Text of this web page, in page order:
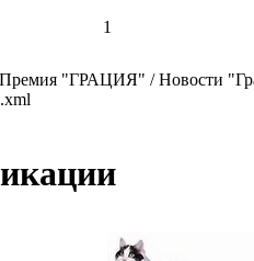
1
"ГРАЦИЯ" / Новости